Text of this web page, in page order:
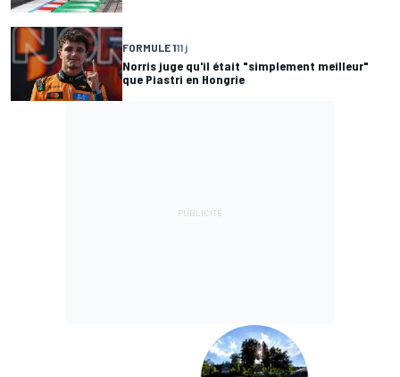
FORMULE 111 j
Norris juge qu'il était "simplement meilleur"
que Piastri en Hongrie